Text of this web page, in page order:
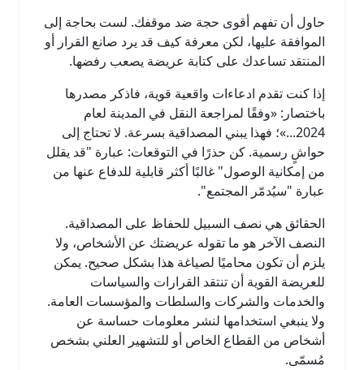
حاول أن تفهم أقوى حجة ضد موقفك. لست بحاجة إلى
الموافقة عليها، لكن معرفة كيف قد يرد صانع القرار أو
المنتقد تساعدك على كتابة عريضة يصعب رفضها.
إذا كنت تقدم ادعاءات واقعية قوية، فاذكر مصدرها
باختصار: «وفقًا لمراجعة النقل في المدينة لعام
2024...»؛ فهذا يبني المصداقية بسرعة. لا تحتاج إلى
حواشٍ رسمية. كن حذرًا في التوقعات: عبارة "قد يقلل
من إمكانية الوصول" غالبًا أكثر قابلية للدفاع عنها من
عبارة "سيُدمّر المجتمع".
الحقائق هي نصف السبيل للحفاظ على المصداقية.
النصف الآخر هو ما تقوله عريضتك عن الأشخاص، ولا
يلزم أن تكون محاميًا لصياغة هذا بشكل صحيح. يمكن
للعريضة القوية أن تنتقد القرارات والسياسات
والخدمات والشركات والسلطات والمؤسسات العامة.
ولا ينبغي استخدامها لنشر معلومات حساسة عن
أشخاص من القطاع الخاص أو للتشهير العلني بشخص
مُسمّى.